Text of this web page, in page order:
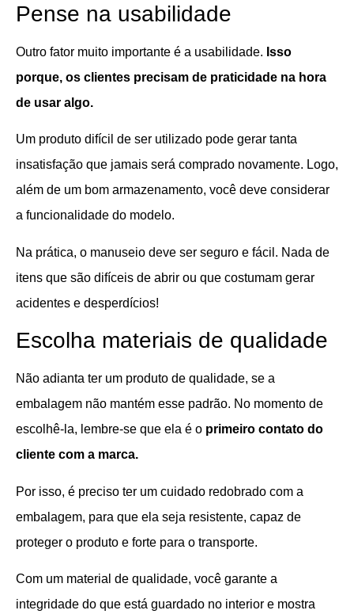
Pense na usabilidade
Outro fator muito importante é a usabilidade. Isso
porque, os clientes precisam de praticidade na hora
de usar algo.
Um produto difícil de ser utilizado pode gerar tanta
insatisfação que jamais será comprado novamente. Logo,
além de um bom armazenamento, você deve considerar
a funcionalidade do modelo.
Na prática, o manuseio deve ser seguro e fácil. Nada de
itens que são difíceis de abrir ou que costumam gerar
acidentes e desperdícios!
Escolha materiais de qualidade
Não adianta ter um produto de qualidade, se a
embalagem não mantém esse padrão. No momento de
escolhê-la, lembre-se que ela é o primeiro contato do
cliente com a marca.
Por isso, é preciso ter um cuidado redobrado com a
embalagem, para que ela seja resistente, capaz de
proteger o produto e forte para o transporte.
Com um material de qualidade, você garante a
integridade do que está guardado no interior e mostra